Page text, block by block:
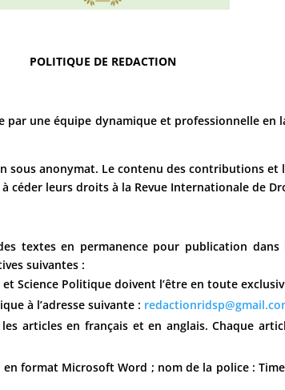
POLITIQUE DE REDACTION
une équipe dynamique et professionnelle
sous anonymat. Le contenu des contributions
céder leurs droits à la Revue Internationale de
textes en permanence pour publication dans
suivantes :
Science Politique doivent l’être en toute
à l’adresse suivante :
articles en français et en anglais. Chaque
format Microsoft Word ; nom de la police :